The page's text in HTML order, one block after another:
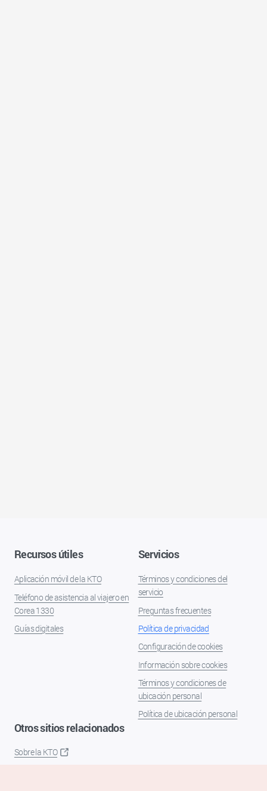
Recursos útiles
Aplicación móvil de la KTO
Teléfono de asistencia al viajero en
Corea 1330
Guías digitales
Servicios
Términos y condiciones del
servicio
Preguntas frecuentes
Política de privacidad
Configuración de cookies
Información sobre cookies
Términos y condiciones de
ubicación personal
Política de ubicación personal
Otros sitios relacionados
Sobre la KTO